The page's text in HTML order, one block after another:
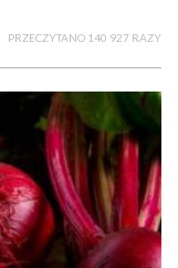
PRZECZYTANO 140 927 RAZY